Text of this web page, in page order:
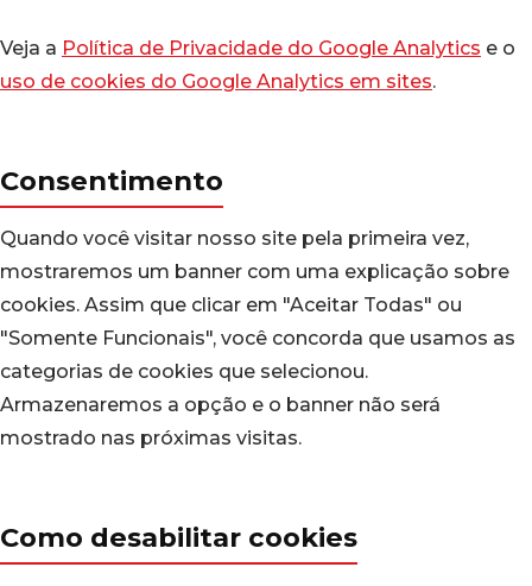
Veja a Política de Privacidade do Google Analytics e o
uso de cookies do Google Analytics em sites.
Consentimento
Quando você visitar nosso site pela primeira vez,
mostraremos um banner com uma explicação sobre
cookies. Assim que clicar em "Aceitar Todas" ou
"Somente Funcionais", você concorda que usamos as
categorias de cookies que selecionou.
Armazenaremos a opção e o banner não será
mostrado nas próximas visitas.
Como desabilitar cookies